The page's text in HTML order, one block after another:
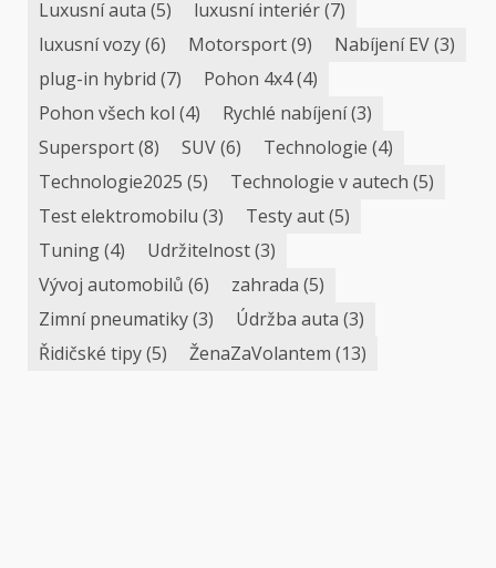
Luxusní auta (5) luxusní interiér(7)
luxusní vozy(6) Motorsport(9) Nabíjení EV(3)
plug-in hybrid (7) Pohon 4x4(4)
Pohon všech kol (4) Rychlé nabíjení(3)
Supersport(8) SUV(6) Technologie (4)
Technologie2025 (5) Technologie v autech (5)
Test elektromobilu (3) Testy aut(5)
Tuning(4) Udržitelnost(3)
Vývoj automobilů (6) zahrada (5)
Zimní pneumatiky(3) Údržba auta (3)
Řidičské tipy(5) ŽenaZaVolantem (13)